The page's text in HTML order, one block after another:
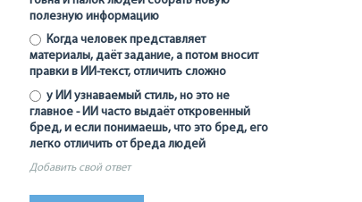
полезную информацию
Когда человек представляет
материалы, даёт задание, а потом вносит
правки в ИИ-текст, отличить сложно
у ИИ узнаваемый стиль, но это не
главное - ИИ часто выдаёт откровенный
бред, и если понимаешь, что это бред, его
легко отличить от бреда людей
Добавить свой ответ